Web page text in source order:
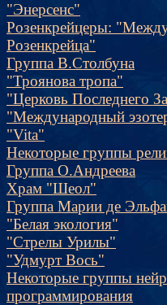
"Энерсенс"
Розенкрейцеры:
Розенкрейца"
Группа В.Столбуна
"Троянова тропа"
"Церковь Последнего
"Международный
"Vita"
Некоторые группы
Группа О.Андреева
Храм "Шеол"
Группа Марии де
"Белая экология"
"Стрелы Урилы"
"Удмурт Вось"
Некоторые группы
программирования